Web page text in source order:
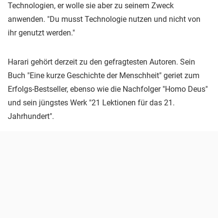
Technologien, er wolle sie aber zu seinem Zweck
anwenden. "Du musst Technologie nutzen und nicht von
ihr genutzt werden."
Harari gehört derzeit zu den gefragtesten Autoren. Sein
Buch "Eine kurze Geschichte der Menschheit" geriet zum
Erfolgs-Bestseller, ebenso wie die Nachfolger "Homo Deus"
und sein jüngstes Werk "21 Lektionen für das 21.
Jahrhundert".